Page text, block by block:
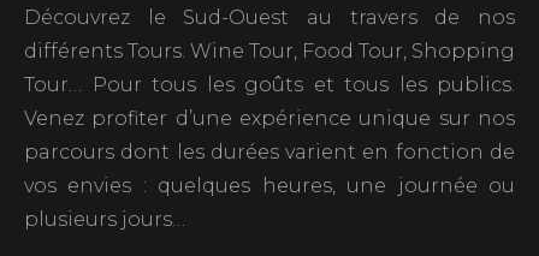
Découvrez le Sud-Ouest au travers de nos
différents Tours. Wine Tour, Food Tour, Shopping
Tour… Pour tous les goûts et tous les publics.
Venez profiter d’une expérience unique sur nos
parcours dont les durées varient en fonction de
vos envies : quelques heures, une journée ou
plusieurs jours…